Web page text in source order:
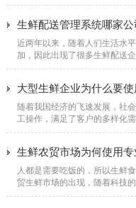
生鲜配送管理系统哪家公
近两年以来，随着人们生活水
加，因此出现了很多生鲜配送
大型生鲜企业为什么要
随着我国经济的飞速发展，社
工操作，满足了客户的多样化
人都是需要吃饭的，所以生鲜
贸生鲜市场的出现，随着科技